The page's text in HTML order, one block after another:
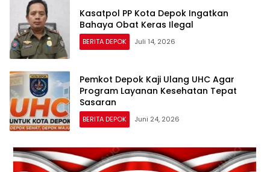
Kasatpol PP Kota Depok Ingatkan
Bahaya Obat Keras Ilegal
BERITA DEPOK Juli 14, 2026
Pemkot Depok Kaji Ulang UHC Agar
Program Layanan Kesehatan Tepat
Sasaran
BERITA DEPOK Juni 24, 2026